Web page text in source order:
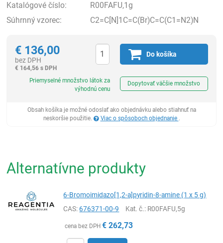
Katalógové číslo:
R00FAFU,1g
Súhrnný vzorec:
C2=C[N]1C=C(Br)C=C(C1=N2)N
€ 136,00
bez DPH
€ 164,56 s DPH
Do košíka
Priemyselné množstvo látok za
výhodnú cenu
Dopytovať väčšie množstvo
Obsah košíka je možné odoslať ako objednávku alebo stiahnuť na
neskoršie použitie.
Viac o spôsoboch objednanie .
Alternatívne produkty
6-Bromoimidazo[1,2-a]pyridin-8-amine (1 x 5 g)
CAS:676371-00-9 Kat. č.: R00FAFU,5g
cena bez DPH € 262,73